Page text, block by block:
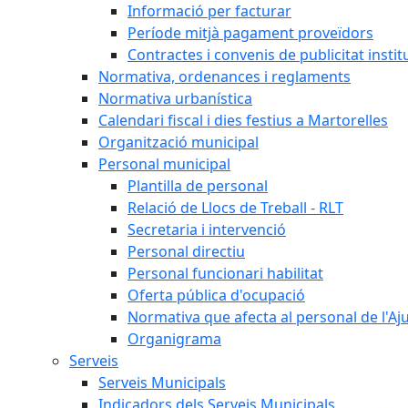
Informació per facturar
Període mitjà pagament proveïdors
Contractes i convenis de publicitat
Normativa, ordenances i reglaments
Normativa urbanística
Calendari fiscal i dies festius a Martorelles
Organització municipal
Personal municipal
Plantilla de personal
Relació de Llocs de Treball - RLT
Secretaria i intervenció
Personal directiu
Personal funcionari habilitat
Oferta pública d'ocupació
Normativa que afecta al personal de
Organigrama
Serveis
Serveis Municipals